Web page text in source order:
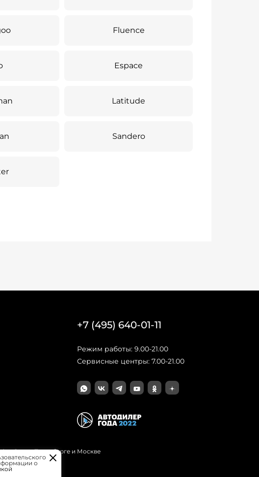
Fluence
Espace
Latitude
Sandero
+7 (495) 640-01-11
Режим работы: 9.00-21.00
Сервисные центры: 7.00-21.00
в Санкт-Петербурге и Москве
о